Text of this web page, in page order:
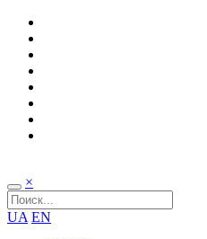
×
UA EN